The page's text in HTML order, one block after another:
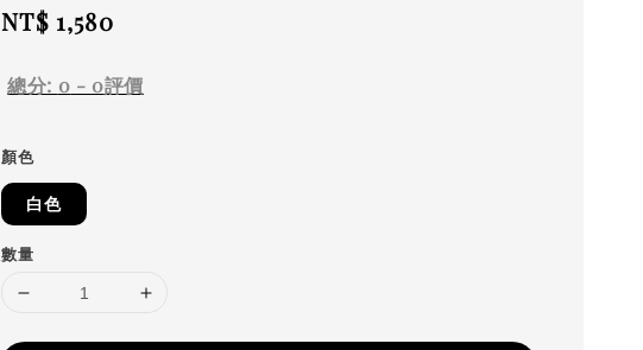
Regular
NT$ 1,580
總分: 0 - 0評價
顏色
白色
數量